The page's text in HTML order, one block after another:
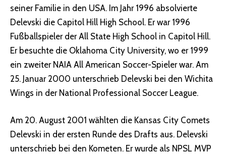
seiner Familie in den USA. Im Jahr 1996 absolvierte
Delevski die Capitol Hill High School. Er war 1996
Fußballspieler der All State High School in Capitol Hill.
Er besuchte die Oklahoma City University, wo er 1999
ein zweiter NAIA All American Soccer-Spieler war. Am
25. Januar 2000 unterschrieb Delevski bei den Wichita
Wings in der National Professional Soccer League.
Am 20. August 2001 wählten die Kansas City Comets
Delevski in der ersten Runde des Drafts aus. Delevski
unterschrieb bei den Kometen. Er wurde als NPSL MVP